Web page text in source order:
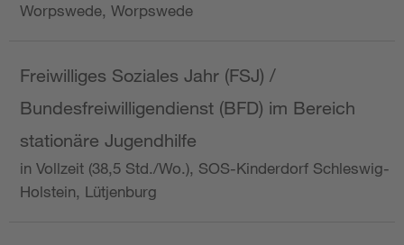
Worpswede, Worpswede
Freiwilliges Soziales Jahr (FSJ) /
Bundesfreiwilligendienst (BFD) im Bereich
stationäre Jugendhilfe
in Vollzeit (38,5 Std./Wo.), SOS-Kinderdorf Schleswig-
Holstein, Lütjenburg